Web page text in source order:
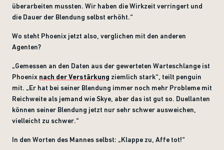
überarbeiten mussten. Wir haben die Wirkzeit verringert und
die Dauer der Blendung selbst erhöht.“
Wo steht Phoenix jetzt also, verglichen mit den anderen
Agenten?
„Gemessen an den Daten aus der gewerteten Warteschlange ist
Phoenix nach der Verstärkung ziemlich stark“, teilt penguin
mit. „Er hat bei seiner Blendung immer noch mehr Probleme mit
Reichweite als jemand wie Skye, aber das ist gut so. Duellanten
können seiner Blendung jetzt nur sehr schwer ausweichen,
vielleicht zu schwer.“
In den Worten des Mannes selbst: „Klappe zu, Affe tot!“